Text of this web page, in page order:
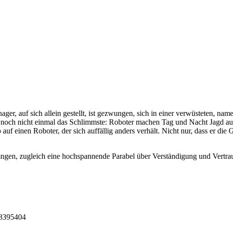
auf sich allein gestellt, ist gezwungen, sich in einer verwüsteten,
nicht einmal das Schlimmste: Roboter machen Tag und Nacht
einen Roboter, der sich auffällig anders verhält. Nicht nur, dass er
zugleich eine hochspannende Parabel über Verständigung und